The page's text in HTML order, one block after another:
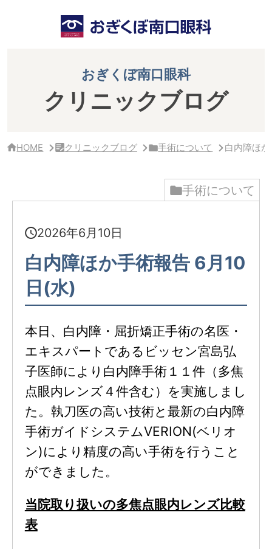
おぎくぼ南口眼科
クリニックブログ
HOME クリニックブログ 手術について 白内障ほ
手術について
2026年6月10日
白内障ほか手術報告 6月10
日(水)
本日、白内障・屈折矯正手術の名医・
エキスパートであるビッセン宮島弘
子医師により白内障手術１１件（多焦
点眼内レンズ４件含む）を実施しまし
た。執刀医の高い技術と最新の白内障
手術ガイドシステムVERION(ベリオ
ン)により精度の高い手術を行うこと
ができました。
当院取り扱いの多焦点眼内レンズ比較
表